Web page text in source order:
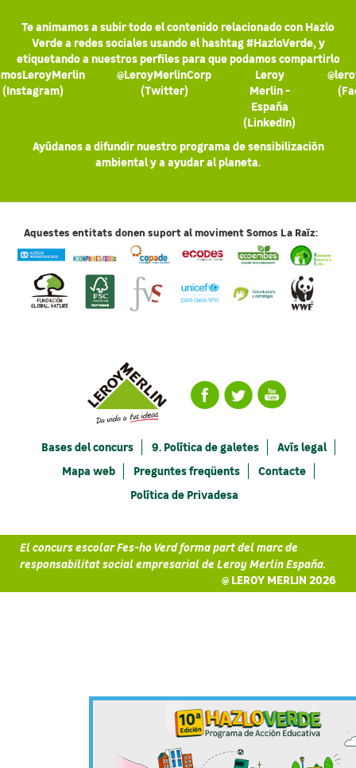
Te animamos a subir todo el contenido relacionado con Hazlo
Verde a redes sociales usando el hashtag #HazloVerde, y
etiquetando a nuestros perfiles para que podamos compartirlo
(Instagram)
@LeroyMerlinCorp
(Twitter)
Leroy
Merlin -
España
(LinkedIn)
Ayúdanos a difundir nuestro programa de sensibilización
ambiental y a ayudar al planeta.
Aquestes entitats donen suport al moviment Somos La Raíz:
Bases del concurs 9. Política de galetes
Avís legal
Mapa web
Preguntes freqüents
Contacte
Política de Privadesa
El concurs escolar Fes-ho Verd forma part del marc de
responsabilitat social empresarial de Leroy Merlin España.
@ LEROY MERLIN 2026